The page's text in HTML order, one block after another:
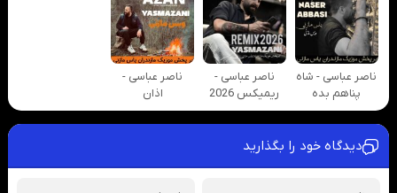
ناصر عباسی - شاه
پناهم بده
ناصر عباسی -
ریمیکس 2026
ناصر عباسی -
اذان
دیدگاه خود را بگذارید